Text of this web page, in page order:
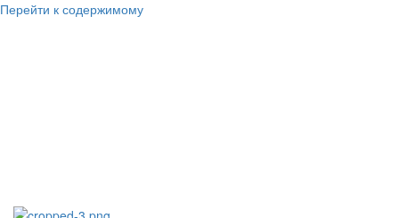
Перейти к содержимому